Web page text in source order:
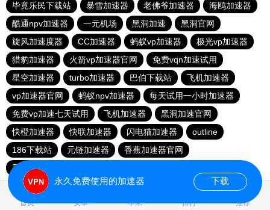
毕竟乐民下载站
暴雪加速器 老佛爷加速器
海鸥加速器
酷通npv加速器
一元机场 黑洞加速
黑洞官网
旋风加速度器
CC加速器 蚂蚁vp加速器
极光vp加速器
猎豹加速器
火箭vp加速器官网
免费vqn加速试用
星空加速器
turbo加速器 巴伯下载站
飞机加速器
vp加速器官网
蚂蚁npv加速器
每天试用一小时加速器
免费vp加速七天试用
飞机加速器
黑洞加速官网
快橙加速器
快联加速器 闪电猫加速器
outline
186下载站
元链加速器
香蕉加速器官网
香蕉加速器官网正版
首页 安卓 苹果 排行 推荐
永久免费使用的加速器 下载
0.749112s